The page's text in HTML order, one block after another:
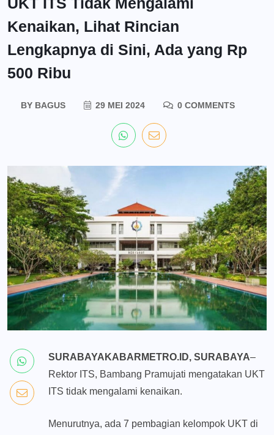
Kenaikan, Lihat Rincian
Lengkapnya di Sini, Ada yang Rp
500 Ribu
BY BAGUS 29 MEI 2024 0 COMMENTS
SURABAYAKABARMETRO.ID, SURABAYA–
Rektor ITS, Bambang Pramujati mengatakan UKT
ITS tidak mengalami kenaikan.
Menurutnya, ada 7 pembagian kelompok UKT di